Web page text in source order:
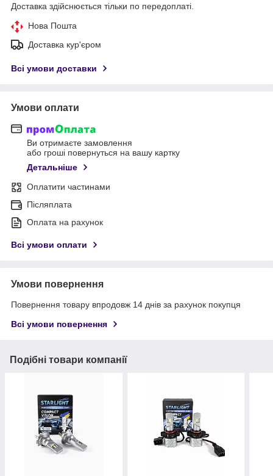
Доставка здійснюється тільки по передоплаті.
Нова Пошта
Доставка кур'єром
Всі умови доставки
Умови оплати
Ви отримаєте замовлення
або гроші повернуться на вашу картку
Детальніше
Оплатити частинами
Післяплата
Оплата на рахунок
Всі умови оплати
Умови повернення
Повернення товару впродовж 14 днів за рахунок покупця
Всі умови повернення
Подібні товари компанії